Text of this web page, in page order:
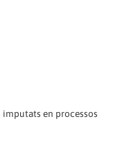
imputats en processos